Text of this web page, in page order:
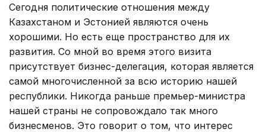
Сегодня политические отношения между
Казахстаном и Эстонией являются очень
хорошими. Но есть еще пространство для их
развития. Со мной во время этого визита
присутствует бизнес-делегация, которая является
самой многочисленной за всю историю нашей
республики. Никогда раньше премьер-министра
нашей страны не сопровождало так много
бизнесменов. Это говорит о том, что интерес